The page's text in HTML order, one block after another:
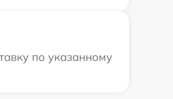
по указанному